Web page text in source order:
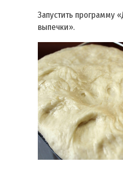
Запустить программу
выпечки».